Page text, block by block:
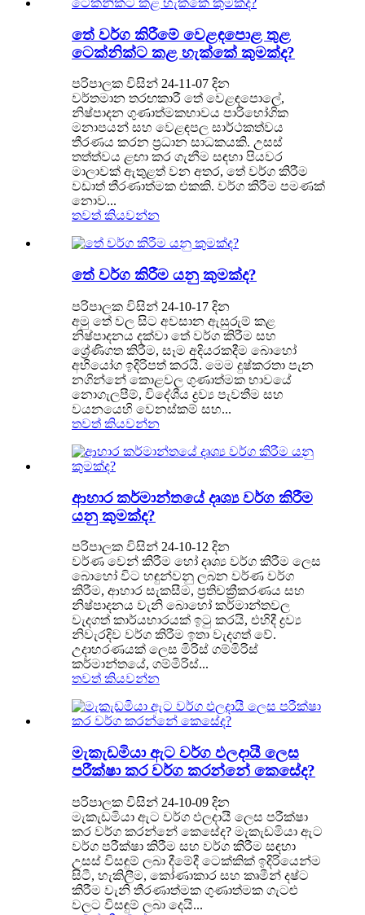
තේ වර්ග කිරීමේ වෙළඳපොළ තුළ
ටෙක්නික්ට කළ හැක්කේ කුමක්ද?
පරිපාලක විසින් 24-11-07 දින
වර්තමාන තරඟකාරී තේ වෙළඳපොලේ,
නිෂ්පාදන ගුණාත්මකභාවය පාරිභෝගික
මනාපයන් සහ වෙළඳපල සාර්ථකත්වය
තීරණය කරන ප්‍රධාන සාධකයකි. උසස්
තත්ත්වය ළඟා කර ගැනීම සඳහා පියවර
මාලාවක් ඇතුළත් වන අතර, තේ වර්ග කිරීම
වඩාත් තීරණාත්මක එකකි. වර්ග කිරීම පමණක්
නොව...
තවත් කියවන්න
තේ වර්ග කිරීම යනු කුමක්ද?
පරිපාලක විසින් 24-10-17 දින
අමු තේ වල සිට අවසාන ඇසුරුම් කළ
නිෂ්පාදනය දක්වා තේ වර්ග කිරීම සහ
ශ්‍රේණිගත කිරීම, සෑම අදියරකදීම බොහෝ
අභියෝග ඉදිරිපත් කරයි. මෙම දුෂ්කරතා පැන
නගින්නේ කොළවල ගුණාත්මක භාවයේ
නොගැලපීම්, විදේශීය ද්‍රව්‍ය පැවතීම සහ
වයනයෙහි වෙනස්කම් සහ...
තවත් කියවන්න
ආහාර කර්මාන්තයේ දෘශ්‍ය වර්ග කිරීම
යනු කුමක්ද?
පරිපාලක විසින් 24-10-12 දින
වර්ණ වෙන් කිරීම හෝ දෘශ්‍ය වර්ග කිරීම ලෙස
බොහෝ විට හඳුන්වනු ලබන වර්ණ වර්ග
කිරීම, ආහාර සැකසීම, ප්‍රතිචක්‍රීකරණය සහ
නිෂ්පාදනය වැනි බොහෝ කර්මාන්තවල
වැදගත් කාර්යභාරයක් ඉටු කරයි, එහිදී ද්‍රව්‍ය
නිවැරදිව වර්ග කිරීම ඉතා වැදගත් වේ.
උදාහරණයක් ලෙස මිරිස් ගම්මිරිස්
කර්මාන්තයේ, ගම්මිරිස්...
තවත් කියවන්න
මැකැඩමියා ඇට වර්ග ඵලදායී ලෙස
පරීක්ෂා කර වර්ග කරන්නේ කෙසේද?
පරිපාලක විසින් 24-10-09 දින
මැකැඩමියා ඇට වර්ග ඵලදායී ලෙස පරීක්ෂා
කර වර්ග කරන්නේ කෙසේද? මැකැඩමියා ඇට
වර්ග පරීක්ෂා කිරීම සහ වර්ග කිරීම සඳහා
උසස් විසඳුම් ලබා දීමේදී ටෙක්කික් ඉදිරියෙන්ම
සිටී, හැකිලීම, කෝණාකාර සහ කෘමීන් දෂ්ට
කිරීම වැනි තීරණාත්මක ගුණාත්මක ගැටළු
වලට විසඳුම් ලබා දෙයි...